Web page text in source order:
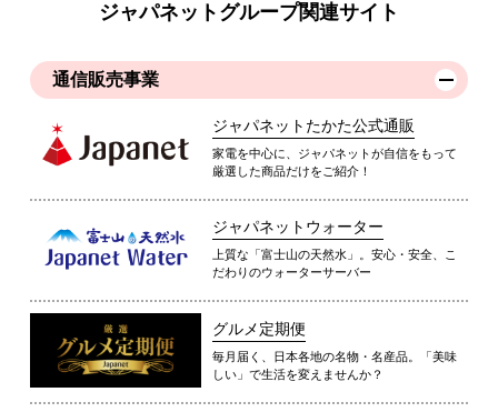
ジャパネットグループ関連サイト
通信販売事業
ジャパネットたかた公式通販
家電を中心に、ジャパネットが自信をもって
厳選した商品だけをご紹介！
ジャパネットウォーター
上質な「富士山の天然水」。安心・安全、こ
だわりのウォーターサーバー
グルメ定期便
毎月届く、日本各地の名物・名産品。「美味
しい」で生活を変えませんか？